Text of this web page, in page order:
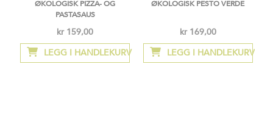
ØKOLOGISK PIZZA- OG
PASTASAUS
kr 159,00
LEGG I HANDLEKURV
ØKOLOGISK PESTO VERDE
kr 169,00
LEGG I HANDLEKURV